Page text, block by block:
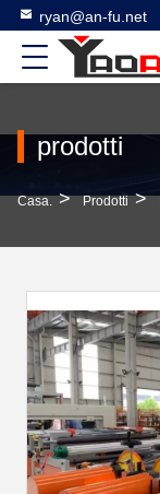
ryan@an-fu.net
prodotti
Casa. > Prodotti >